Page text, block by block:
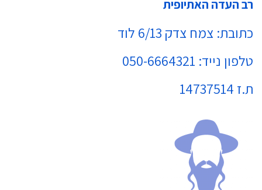
רב העדה האתיופית
כתובת: צמח צדק 6/13 לוד
טלפון נייד: 050-6664321
ת.ז 14737514